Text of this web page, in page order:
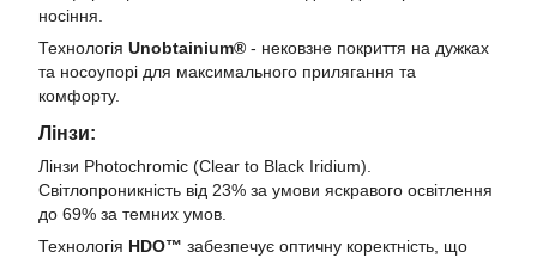
носіння.
Технологія Unobtainium® - нековзне покриття на дужках
та носоупорі для максимального прилягання та
комфорту.
Лінзи:
Лінзи Photochromic (Clear to Black Iridium).
Світлопроникність від 23% за умови яскравого освітлення
до 69% за темних умов.
Технологія HDO™ забезпечує оптичну коректність, що